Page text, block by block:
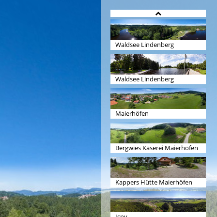
Waldsee Lindenberg
Waldsee Lindenberg
Maierhöfen
Bergwies Käserei Maierhöfen
Kappers Hütte Maierhöfen